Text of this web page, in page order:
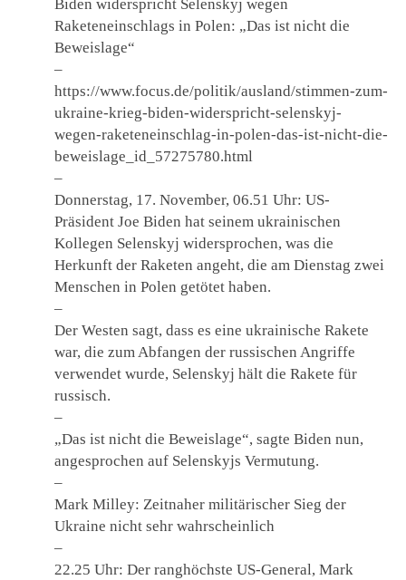
Biden widerspricht Selenskyj wegen
Raketeneinschlags in Polen: „Das ist nicht die
Beweislage“
–
https://www.focus.de/politik/ausland/stimmen-zum-
ukraine-krieg-biden-widerspricht-selenskyj-
wegen-raketeneinschlag-in-polen-das-ist-nicht-die-
beweislage_id_57275780.html
–
Donnerstag, 17. November, 06.51 Uhr: US-
Präsident Joe Biden hat seinem ukrainischen
Kollegen Selenskyj widersprochen, was die
Herkunft der Raketen angeht, die am Dienstag zwei
Menschen in Polen getötet haben.
–
Der Westen sagt, dass es eine ukrainische Rakete
war, die zum Abfangen der russischen Angriffe
verwendet wurde, Selenskyj hält die Rakete für
russisch.
–
„Das ist nicht die Beweislage“, sagte Biden nun,
angesprochen auf Selenskyjs Vermutung.
–
Mark Milley: Zeitnaher militärischer Sieg der
Ukraine nicht sehr wahrscheinlich
–
22.25 Uhr: Der ranghöchste US-General, Mark